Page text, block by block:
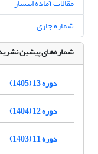
شماره جاری
شماره‌های پیشین
دوره 13 (1405)
دوره 12 (1404)
دوره 11 (1403)